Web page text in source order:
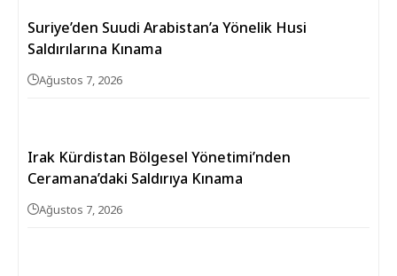
Suriye’den Suudi Arabistan’a Yönelik Husi
Saldırılarına Kınama
Ağustos 7, 2026
Irak Kürdistan Bölgesel Yönetimi’nden
Ceramana’daki Saldırıya Kınama
Ağustos 7, 2026